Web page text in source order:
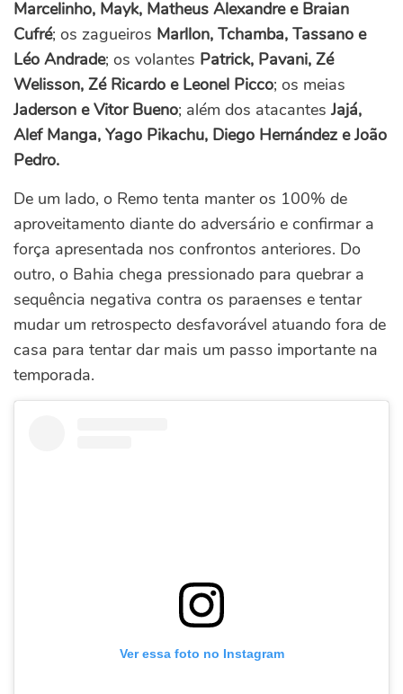
Marcelinho, Mayk, Matheus Alexandre e Braian
Cufré; os zagueiros Marllon, Tchamba, Tassano e
Léo Andrade; os volantes Patrick, Pavani, Zé
Welisson, Zé Ricardo e Leonel Picco; os meias
Jaderson e Vitor Bueno; além dos atacantes Jajá,
Alef Manga, Yago Pikachu, Diego Hernández e João
Pedro.
De um lado, o Remo tenta manter os 100% de
aproveitamento diante do adversário e confirmar a
força apresentada nos confrontos anteriores. Do
outro, o Bahia chega pressionado para quebrar a
sequência negativa contra os paraenses e tentar
mudar um retrospecto desfavorável atuando fora de
casa para tentar dar mais um passo importante na
temporada.
Ver essa foto no Instagram